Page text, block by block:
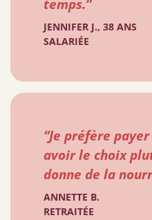
JENNIFER J., 38 ANS
SALARIÉE
“Je préfère
avoir le choix
donne de la
ANNETTE B.
RETRAITÉE